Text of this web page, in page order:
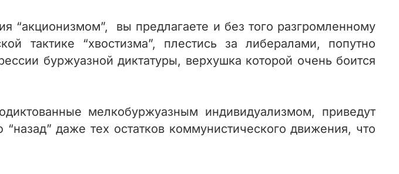
“акционизмом”, вы предлагаете и без того разгромленному
тактике “хвостизма”, плестись за либералами, попутно
буржуазной диктатуры, верхушка которой очень боится
мелкобуржуазным индивидуализмом, приведут
даже тех остатков коммунистического движения, что